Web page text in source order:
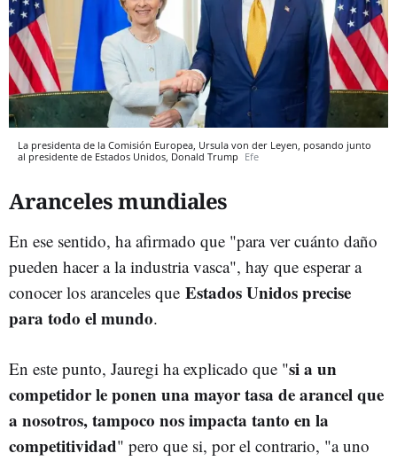
La presidenta de la Comisión Europea, Ursula von der Leyen, posando junto
al presidente de Estados Unidos, Donald Trump Efe
Aranceles mundiales
En ese sentido, ha afirmado que "para ver cuánto daño
pueden hacer a la industria vasca", hay que esperar a
conocer los aranceles que Estados Unidos precise
para todo el mundo.
En este punto, Jauregi ha explicado que "si a un
competidor le ponen una mayor tasa de arancel que
a nosotros, tampoco nos impacta tanto en la
competitividad" pero que si, por el contrario, "a uno